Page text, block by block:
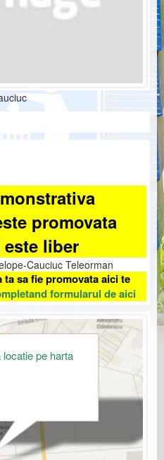
promovata
liber
Cauciuc Teleorman
ta sa fie promovata aici te
formularul de aici
pe harta